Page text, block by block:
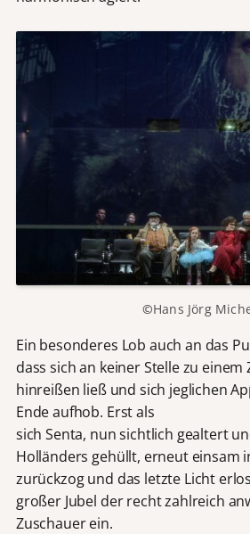
©Hans Jörg
Ein besonderes Lob auch an das
dass sich an keiner Stelle zu einem
hinreißen ließ und sich jeglichen
Ende aufhob. Erst als
sich Senta, nun sichtlich gealtert
Holländers gehüllt, erneut einsam
zurückzog und das letzte Licht
großer Jubel der recht zahlreich
Zuschauer ein.